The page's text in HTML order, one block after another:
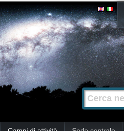
Cerca nel